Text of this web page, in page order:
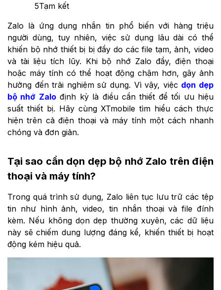
5Tạm kết
Zalo là ứng dụng nhắn tin phổ biến với hàng triệu
người dùng, tuy nhiên, việc sử dụng lâu dài có thể
khiến bộ nhớ thiết bị bị đầy do các file tạm, ảnh, video
và tài liệu tích lũy. Khi bộ nhớ Zalo đầy, điện thoại
hoặc máy tính có thể hoạt động chậm hơn, gây ảnh
hưởng đến trải nghiệm sử dụng. Vì vậy, việc dọn dẹp
bộ nhớ Zalođịnh kỳ là điều cần thiết để tối ưu hiệu
suất thiết bị. Hãy cùng XTmobile tìm hiểu cách thực
hiện trên cả điện thoại và máy tính một cách nhanh
chóng và đơn giản.
Tại sao cần dọn dẹp bộ nhớ Zalo trên điện
thoại và máy tính?
Trong quá trình sử dụng, Zalo liên tục lưu trữ các tệp
tin như hình ảnh, video, tin nhắn thoại và file đính
kèm. Nếu không dọn dẹp thường xuyên, các dữ liệu
này sẽ chiếm dung lượng đáng kể, khiến thiết bị hoạt
động kém hiệu quả.